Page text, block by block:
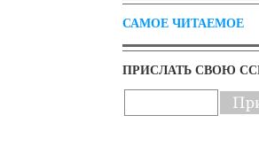
САМОЕ ЧИТАЕМОЕ
ПРИСЛАТЬ СВОЮ